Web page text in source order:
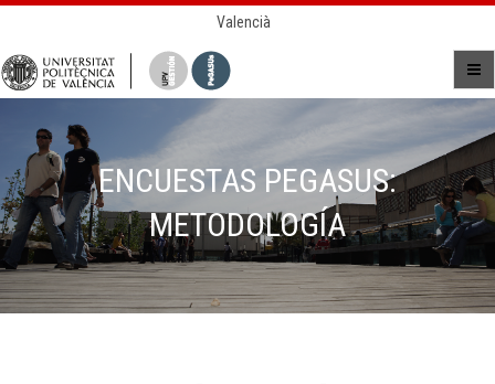
Valencià
ENCUESTAS PEGASUS:
METODOLOGÍA